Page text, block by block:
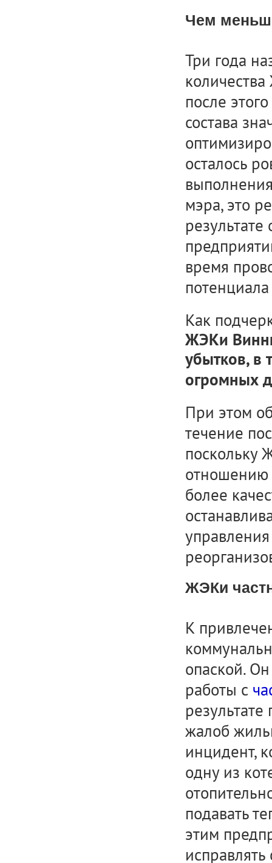
Чем
Три года
после
состава
осталось
мэра, это
время
Как
ЖЭКи
убытков, в
огромных
При этом
течение
поскольку
отношению
более
ЖЭКи
К
опаской.
работы с
жалоб
инцидент,
одну из
подавать
этим